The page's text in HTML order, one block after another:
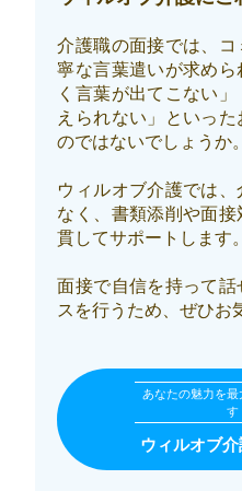
介護職の面接では、
寧な言葉遣いが求めら
く言葉が出てこない
えられない」といっ
のではないでしょうか。
ウィルオブ介護では
なく、書類添削や面
貫してサポートします。
面接で自信を持って話
スを行うため、ぜひお
あなたの魅力を
す
ウィルオブ